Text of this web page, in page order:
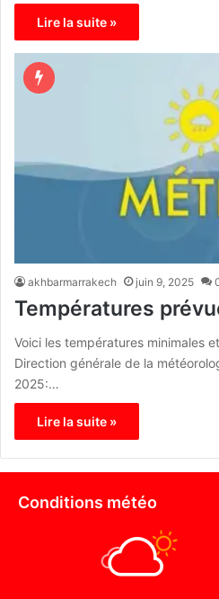
Lire la suite »
akhbarmarrakech juin 9, 2025
Températures
Voici les températures minimales
Direction générale de la
2025:…
Lire la suite »
Conditions météo